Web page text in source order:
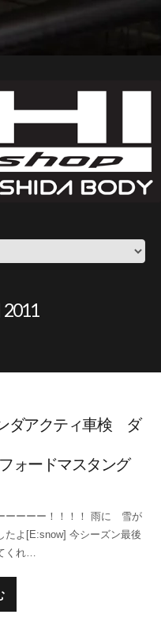
2011
ダアクティ車検 ダ
ォードマスタング
ーーーー！！！！ 雨に 雪が
たよ[E:snow] 今シーズン最後
くれ…